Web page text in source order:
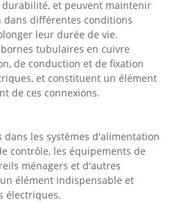
et peuvent maintenir
dans différentes conditions
leur durée de vie.
tubulaires en cuivre
de conduction et de fixation
et constituent un élément
de ces connexions.
les systèmes d'alimentation
contrôle, les équipements de
ménagers et d'autres
élément indispensable et
électriques.